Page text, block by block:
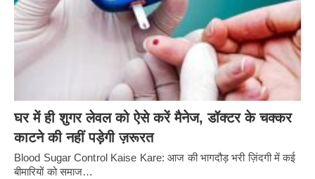
घर में ही शुगर लेवल को ऐसे करें मैनेज, डॉक्टर के चक्कर
काटने की नहीं पड़ेगी ज़रूरत
Blood Sugar Control Kaise Kare: आज की भागदौड़ भरी ज़िंदगी में कई
बीमारियों को समाज…